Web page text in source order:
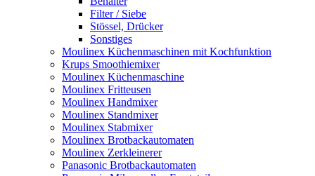
Filter / Siebe
Stössel, Drücker
Sonstiges
Moulinex Küchenmaschinen mit Kochfunktion
Krups Smoothiemixer
Moulinex Küchenmaschine
Moulinex Fritteusen
Moulinex Handmixer
Moulinex Standmixer
Moulinex Stabmixer
Moulinex Brotbackautomaten
Moulinex Zerkleinerer
Panasonic Brotbackautomaten